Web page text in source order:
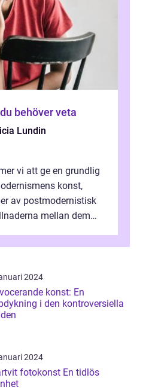
behöver veta
Lundin
vi att ge en grundlig
konst,
av postmodernistisk
mellan dem
2024
konst: En
i den kontroversiella
2024
fotokonst En tidlös